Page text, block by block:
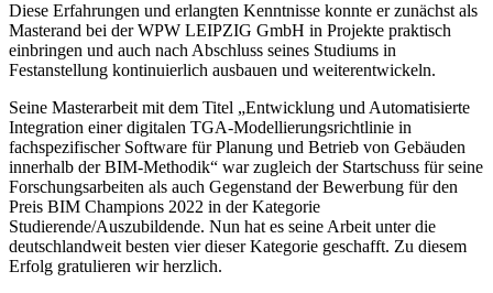
Diese Erfahrungen und erlangten Kenntnisse konnte er zunächst als
Masterand bei der WPW LEIPZIG GmbH in Projekte praktisch
einbringen und auch nach Abschluss seines Studiums in
Festanstellung kontinuierlich ausbauen und weiterentwickeln.
Seine Masterarbeit mit dem Titel „Entwicklung und Automatisierte
Integration einer digitalen TGA-Modellierungsrichtlinie in
fachspezifischer Software für Planung und Betrieb von Gebäuden
innerhalb der BIM-Methodik“ war zugleich der Startschuss für seine
Forschungsarbeiten als auch Gegenstand der Bewerbung für den
Preis BIM Champions 2022 in der Kategorie
Studierende/Auszubildende. Nun hat es seine Arbeit unter die
deutschlandweit besten vier dieser Kategorie geschafft. Zu diesem
Erfolg gratulieren wir herzlich.